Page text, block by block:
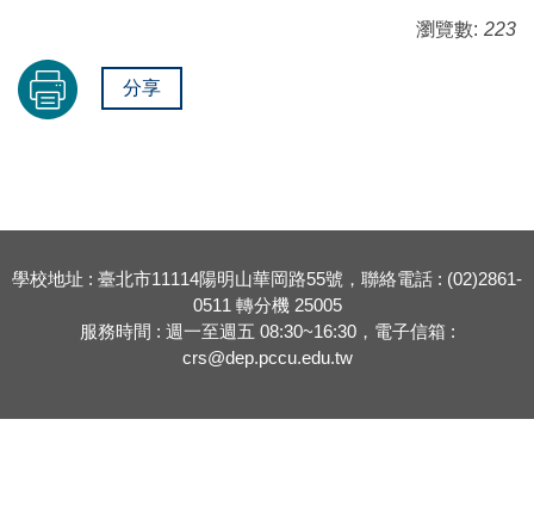
瀏覽數: 223
分享
學校地址 : 臺北市11114陽明山華岡路55號，聯絡電話 : (02)2861-
0511 轉分機 25005
服務時間 : 週一至週五 08:30~16:30，電子信箱 :
crs@dep.pccu.edu.tw